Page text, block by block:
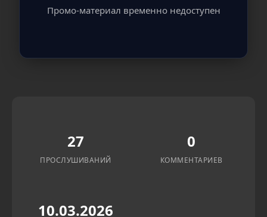
Промо-материал временно недоступен
27
ПРОСЛУШИВАНИЙ
0
КОММЕНТАРИЕВ
10.03.2026